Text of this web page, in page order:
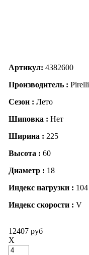
Артикул: 4382600
Производитель : Pirelli
Сезон : Лето
Шиповка : Нет
Ширина : 225
Высота : 60
Диаметр : 18
Индекс нагрузки : 104
Индекс скорости : V
12407 руб
X